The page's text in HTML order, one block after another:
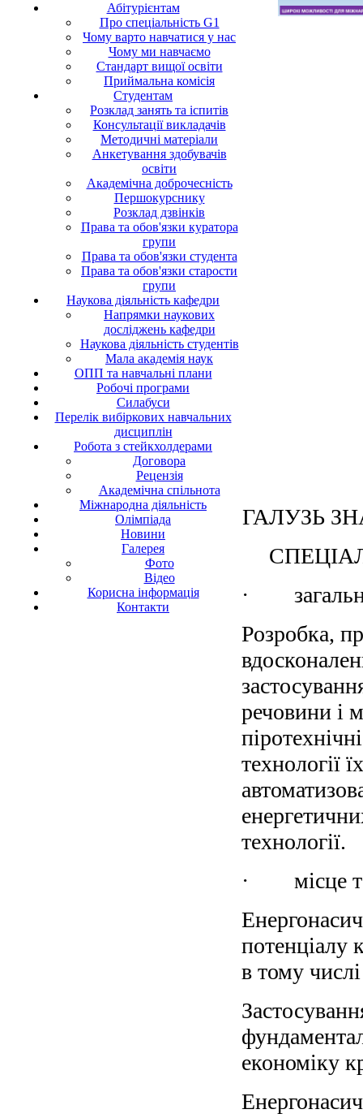
Абітурієнтам
Про спеціальність G1
Чому варто навчатися у нас
Чому ми навчаємо
Стандарт вищої освіти
Приймальна комісія
Студентам
Розклад занять та іспитів
Консультації викладачів
Методичні матеріали
Анкетування здобувачів
освіти
Академічна доброчесність
Першокурснику
Розклад дзвінків
Права та обов'язки куратора
групи
Права та обов'язки студента
Права та обов'язки старости
групи
Наукова діяльність кафедри
Напрямки наукових
досліджень кафедри
Наукова діяльність студентів
Мала академія наук
ОПП та навчальні плани
Робочі програми
Силабуси
Перелік вибіркових навчальних
дисциплін
Робота з стейкхолдерами
Договора
Рецензія
Академічна спільнота
Міжнародна діяльність
Олімпіада
Новини
Галерея
Фото
Відео
Корисна інформація
Контакти
ГАЛУЗЬ
· загальна
Розробка,
речовини і
технології
технології.
· місце та
потенціалу
в тому
економіку